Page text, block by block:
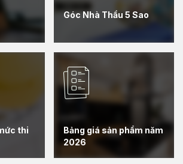
Góc Nhà Thầu 5 Sao
thi
Bảng giá sản phẩm năm
2026